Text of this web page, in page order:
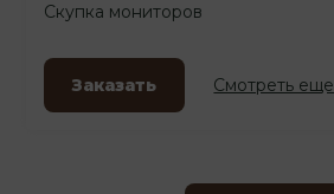
Скупка мониторов
Заказать Смотреть еще